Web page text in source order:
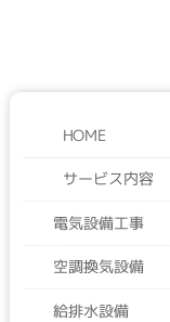
HOME
サービス内容
電気設備工事
空調換気設備
給排水設備